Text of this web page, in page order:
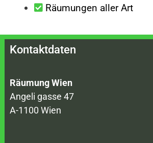
Räumungen aller Art
Kontaktdaten
Räumung Wien
Angeli gasse 47
A-1100 Wien